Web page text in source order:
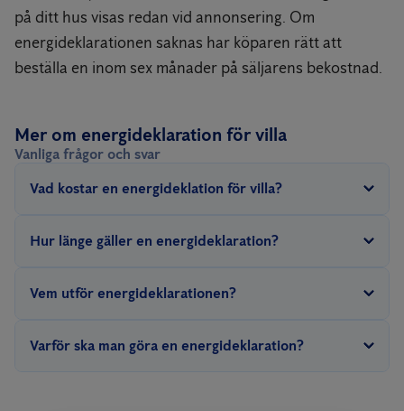
på ditt hus visas redan vid annonsering. Om
energideklarationen saknas har köparen rätt att
beställa en inom sex månader på säljarens bekostnad.
Mer om energideklaration för villa
Vanliga frågor och svar
Vad kostar en energideklation för villa?
Hur länge gäller en energideklaration?
Nyproducerade småhus ska energideklareras senast två år efter
Vem utför energideklarationen?
certifierad energiexpert.
Varför ska man göra en energideklaration?